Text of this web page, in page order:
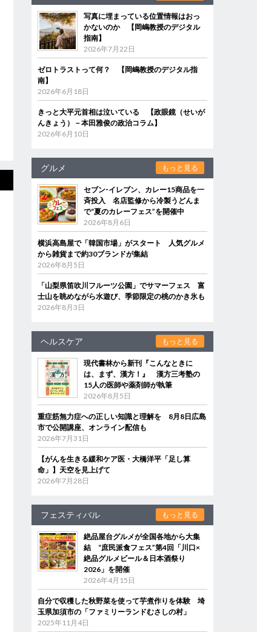
写真に埋まっている位置情報はおっ
かないのか 【岡嶋教授のデジタル
指南】
2026年7月22日
ゼロトラストって何？ 【岡嶋教授のデジタル指
南】
2026年6月18日
きっと大平元首相は泣いている 【政眼鏡（せいが
んきょう）－本田雅俊の政治コラム】
2026年6月10日
グルメ もっと見る
セブン‐イレブン、カレー15商品を一
斉投入 名店監修から冷製うどんま
で“夏のカレーフェス”を開催中
2026年8月6日
横浜高島屋で「韓国市場」がスタート 人気グルメ
から雑貨まで約30ブランドが集結
2026年8月5日
「山梨県笛吹川フルーツ公園」でサマーフェス 富
士山を眺めながら水遊び、季節限定の桃のかき氷も
2026年8月3日
ヘルスケア もっと見る
現代書林から新刊『こんなときに
は、まず、漢方！』 漢方三考塾の
15人の医師や薬剤師が執筆
2026年8月5日
重症筋無力症への正しい知識と理解を 8月8日広島
市で公開講座、オンライン配信も
2026年7月31日
【がんを生きる緩和ケア医・大橋洋平「足し算
命」】天空を見上げて
2026年7月28日
フェスティバル もっと見る
絶品屋台グルメが全国各地から大集
結 “庶民派食フェス”第4回「川口×
絶品グルメビール＆日本酒祭り
2026」を開催
2026年4月15日
自分で収穫した秋野菜を使って芋煮作りを体験 埼
玉県加須市の「ファミリーランドむさしの村」
2025年11月4日